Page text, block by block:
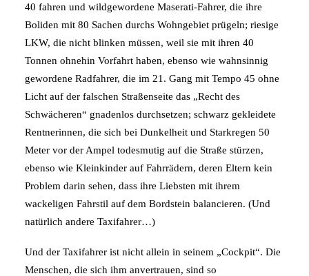
40 fahren und wildgewordene Maserati-Fahrer, die ihre
Boliden mit 80 Sachen durchs Wohngebiet prügeln; riesige
LKW, die nicht blinken müssen, weil sie mit ihren 40
Tonnen ohnehin Vorfahrt haben, ebenso wie wahnsinnig
gewordene Radfahrer, die im 21. Gang mit Tempo 45 ohne
Licht auf der falschen Straßenseite das „Recht des
Schwächeren“ gnadenlos durchsetzen; schwarz gekleidete
Rentnerinnen, die sich bei Dunkelheit und Starkregen 50
Meter vor der Ampel todesmutig auf die Straße stürzen,
ebenso wie Kleinkinder auf Fahrrädern, deren Eltern kein
Problem darin sehen, dass ihre Liebsten mit ihrem
wackeligen Fahrstil auf dem Bordstein balancieren. (Und
natürlich andere Taxifahrer…)
Und der Taxifahrer ist nicht allein in seinem „Cockpit“. Die
Menschen, die sich ihm anvertrauen, sind so